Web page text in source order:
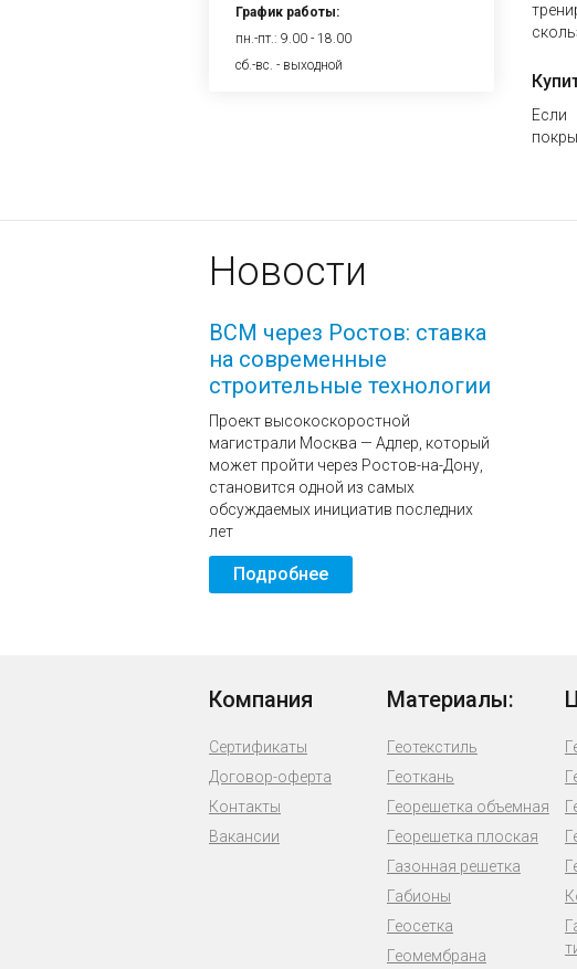
Если
График работы:
пн.-пт.: 9.00 - 18.00
сб.-вс. - выходной
Новости
ВСМ через Ростов: ставка
на современные
строительные технологии
Проект высокоскоростной
магистрали Москва — Адлер, который
может пройти через Ростов-на-Дону,
становится одной из самых
обсуждаемых инициатив последних
лет
Подробнее
Компания
Сертификаты
Договор-оферта
Контакты
Вакансии
Материалы:
Геотекстиль
Геоткань
Георешетка объемная
Георешетка плоская
Газонная решетка
Габионы
Геосетка
Геомембрана